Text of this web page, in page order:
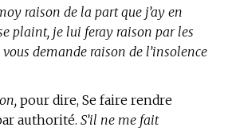
raison de la part que j’ay en
plaint, je lui feray raison par les
vous demande raison de l’insolence
pour dire, Se faire rendre
authorité. S’il ne me fait